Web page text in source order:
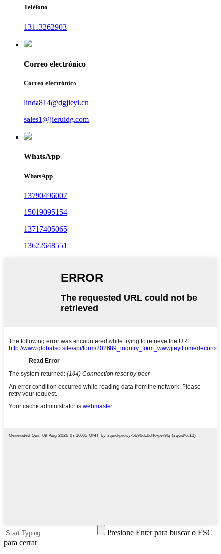
Teléfono
13113262903
Correo electrónico
Correo electrónico
linda814@dgjieyi.cn
sales1@jieruidg.com
WhatsApp
WhatsApp
13790496007
15019095154
13717405065
13622648551
Presione Enter para buscar o ESC
para cerrar